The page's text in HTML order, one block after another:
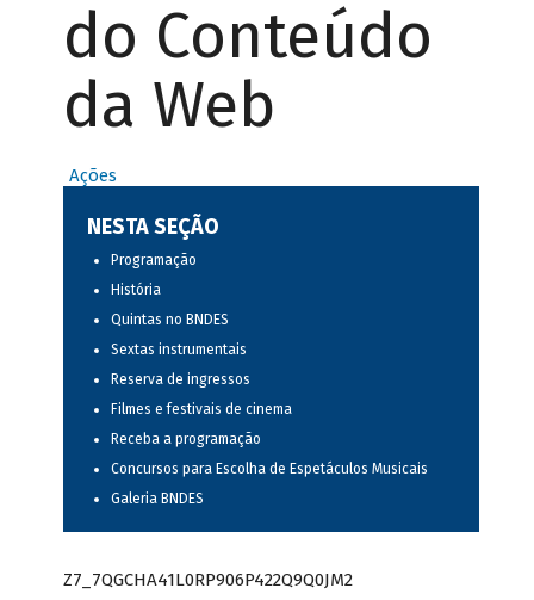
do Conteúdo
da Web
Ações
NESTA SEÇÃO
Programação
História
Quintas no BNDES
Sextas instrumentais
Reserva de ingressos
Filmes e festivais de cinema
Receba a programação
Concursos para Escolha de Espetáculos Musicais
Galeria BNDES
Z7_7QGCHA41L0RP906P422Q9Q0JM2